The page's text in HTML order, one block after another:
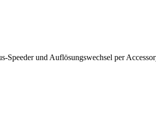
Speeder und Auflösungswechsel per